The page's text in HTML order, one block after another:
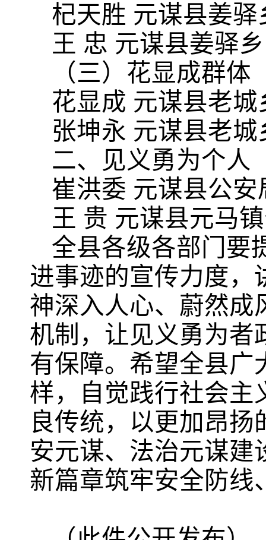
杞天胜 元谋县姜
王 忠 元谋县姜驿
（三）花显成群体
花显成 元谋县老
张坤永 元谋县老
二、见义勇为个人
崔洪委 元谋县公
王 贵 元谋县元马
全县各级各部门要
进事迹的宣传力度，
神深入人心、蔚然成
机制，让见义勇为者
有保障。希望全县广
样，自觉践行社会主
良传统，以更加昂
安元谋、法治元谋建
新篇章筑牢安全防线